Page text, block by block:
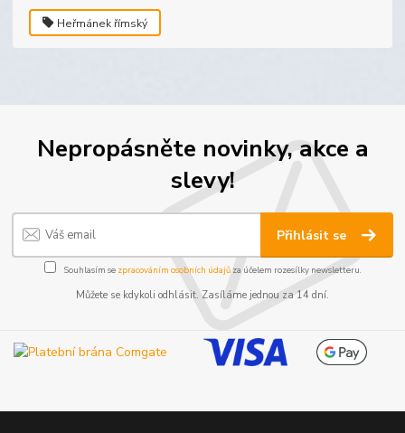
Heřmánek římský
Nepropásněte novinky, akce a
slevy!
Přihlásit se
Souhlasím se zpracováním osobních údajůza účelem rozesílky newsletteru.
Můžete se kdykoli odhlásit. Zasíláme jednou za 14 dní.